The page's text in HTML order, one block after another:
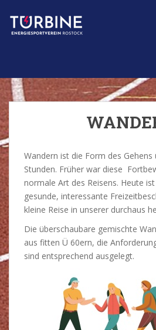
m
a
n
c
o
n
t
e
n
t
Wandern ist die Form des Gehens
Stunden. Früher war diese
normale Art des Reisens. Heute
gesunde, interessante
kleine Reise in unserer durchaus
Die überschaubare gemischte
aus fitten Ü 60ern, die
sind entsprechend ausgelegt.